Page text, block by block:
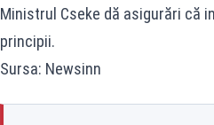
Ministrul Cseke dă asigurări că
principii.
Sursa: Newsinn